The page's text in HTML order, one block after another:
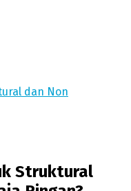
Struktural